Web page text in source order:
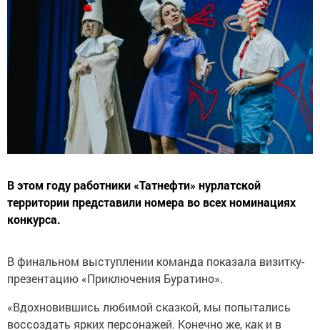
В этом году работники «Татнефти» нурлатской
территории представили номера во всех номинациях
конкурса.
В финальном выступлении команда показала визитку-
презентацию «Приключения Буратино».
«Вдохновившись любимой сказкой, мы попытались
воссоздать ярких персонажей. Конечно же, как и в